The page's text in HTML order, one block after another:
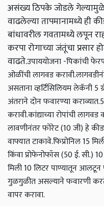
असंख्य ठिपके जोडले गेल्यामुळे
वाढलेल्या तापमानामध्ये ही
बांधावरील गवतामध्ये लपून
करपा रोगाच्या जंतूंचा प्रसार
वाढते.उपाययोजना -पिकांची
ओळींची लागवड करावी.
असताना व्हर्टिसिलियम लेकॅनी 5
अंतराने दोन फवारण्या कराव्यात.
करावी.कांद्याच्या रोपांची लागवड
लावणीनंतर फोरेट (10 जी) हे
वाफ्यात टाकावे.फिप्रोनिल 15
किंवा प्रोफेनोफॉस (50 ई. सी.)
मिली 10 लिटर पाण्यातून
गुळगुळीत असल्याने फवारणी
वापर करावा.